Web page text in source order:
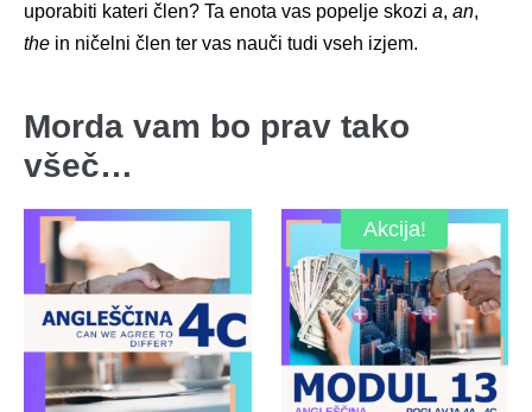
uporabiti kateri člen? Ta enota vas popelje skozi a, an,
the in ničelni člen ter vas nauči tudi vseh izjem.
Morda vam bo prav tako
všeč…
Akcija!